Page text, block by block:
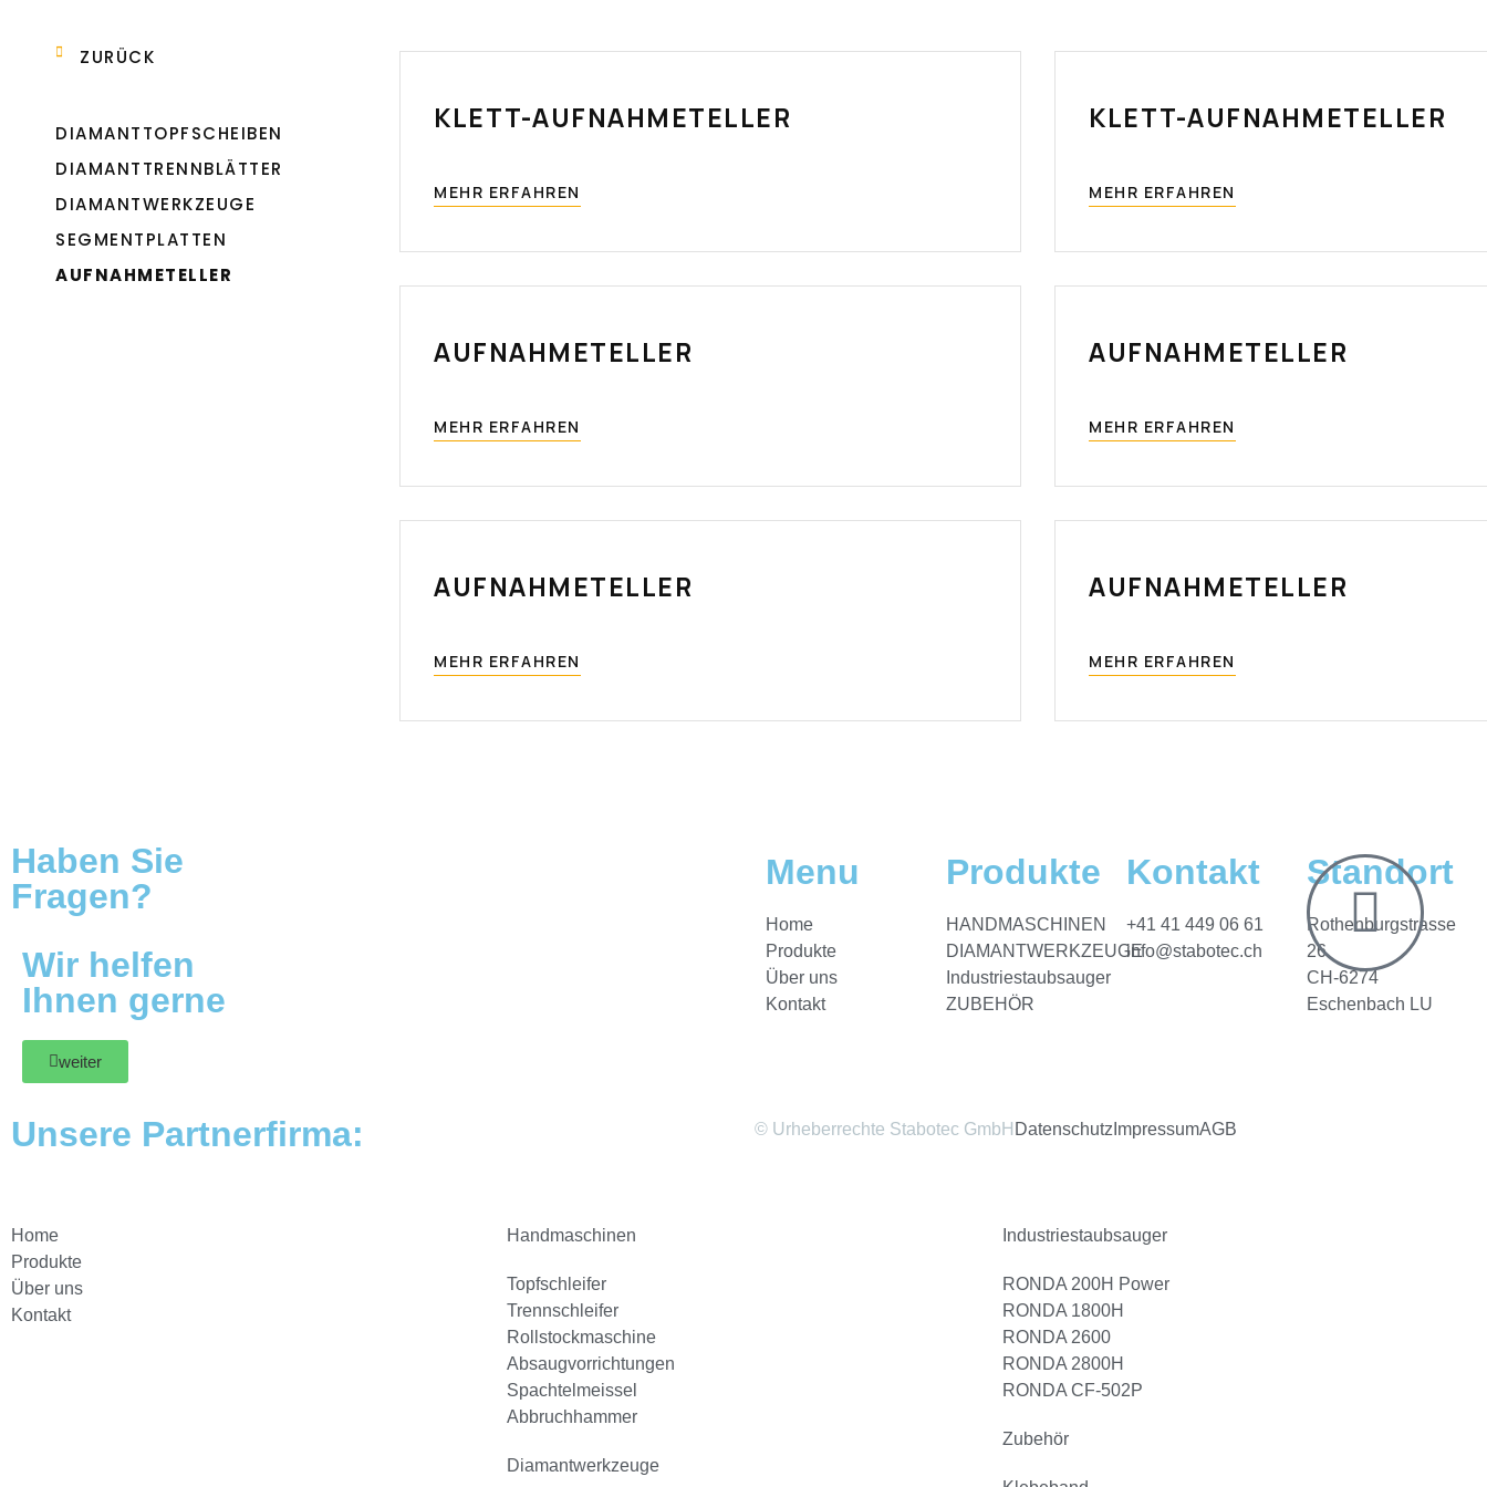
ZURÜCK
DIAMANTTOPFSCHEIBEN
DIAMANTTRENNBLÄTTER
DIAMANTWERKZEUGE
SEGMENTPLATTEN
AUFNAHMETELLER
KLETT-AUFNAHMETELLER
MEHR ERFAHREN
KLETT-AUFNAHMETELLER
MEHR ERFAHREN
AUFNAHMETELLER
MEHR ERFAHREN
AUFNAHMETELLER
MEHR ERFAHREN
AUFNAHMETELLER
MEHR ERFAHREN
AUFNAHMETELLER
MEHR ERFAHREN
Haben Sie
Fragen?
Wir helfen
Ihnen gerne
weiter
Menu
Home
Produkte
Über uns
Kontakt
Produkte
HANDMASCHINEN
DIAMANTWERKZEUGE
Industriestaubsauger
ZUBEHÖR
Kontakt
+41 41 449 06 61
info@stabotec.ch
Standort
Rothenburgstrasse
26
CH-6274
Eschenbach LU
Unsere Partnerfirma: © Urheberrechte Stabotec GmbH Datenschutz ImpressumAGB
Home
Produkte
Über uns
Kontakt
Handmaschinen
Topfschleifer
Trennschleifer
Rollstockmaschine
Absaugvorrichtungen
Spachtelmeissel
Abbruchhammer
Diamantwerkzeuge
Industriestaubsauger
RONDA 200H Power
RONDA 1800H
RONDA 2600
RONDA 2800H
RONDA CF-502P
Zubehör